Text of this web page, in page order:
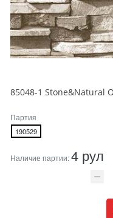
Партия
190529
Наличие партии:4 рул